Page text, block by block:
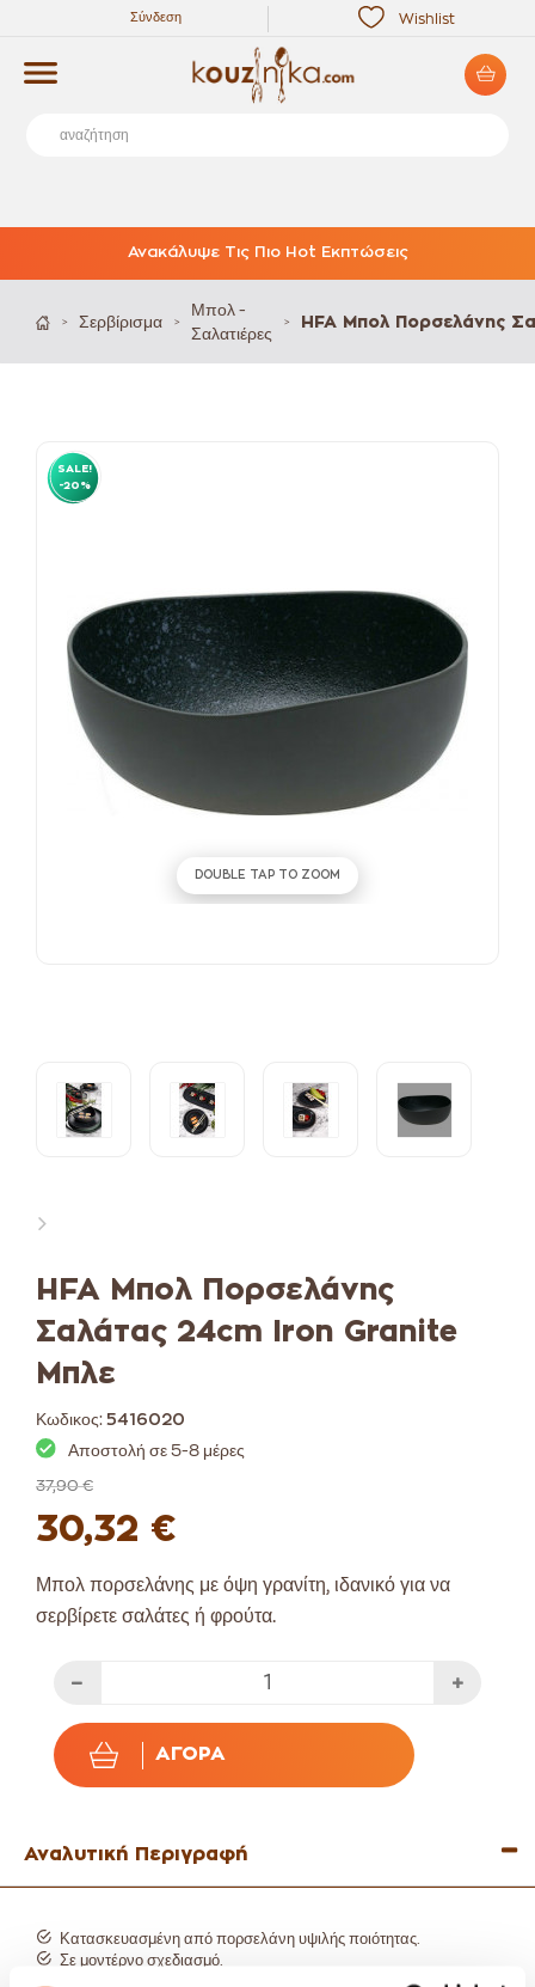
Wishlist
Σύνδεση
Ανακάλυψε Τις Πιο Hot Εκπτώσεις
> Σερβίρισμα >
Μπολ -
Σαλατιέρες
> HFA Μπολ Πορσελάνης
SALE!
-20%
DOUBLE TAP TO ZOOM
HFA Μπολ Πορσελάνης
Σαλάτας 24cm Iron Granite
Μπλε
Κωδικος: 5416020
Αποστολή σε 5-8 μέρες
37,90 €
30,32 €
Μπολ πορσελάνης με όψη γρανίτη, ιδανικό για να
σερβίρετε σαλάτες ή φρούτα.
ΑΓΟΡΆ
Αναλυτική Περιγραφή
Κατασκευασμένη από πορσελάνη υψιλής ποιότητας.
Σε μοντέρνο σχεδιασμό.